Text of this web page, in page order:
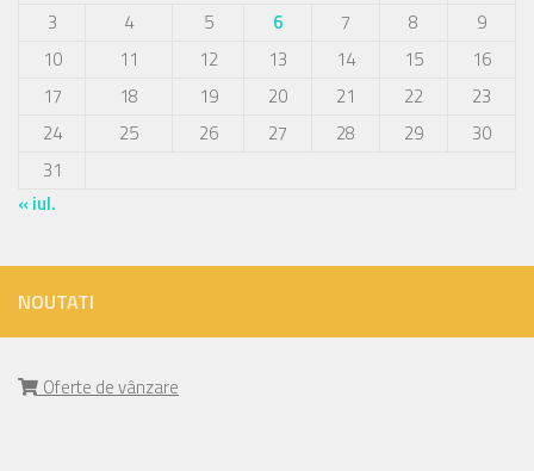
3
4 5 6 7 8
9
10
11 12 13 14 15
16
17
18 19 20 21 22
23
24
25 26 27 28 29
30
31
« iul.
NOUTATI
Oferte de vânzare